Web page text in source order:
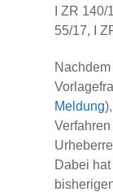
I ZR
55/17, I
Meldung
Dabei